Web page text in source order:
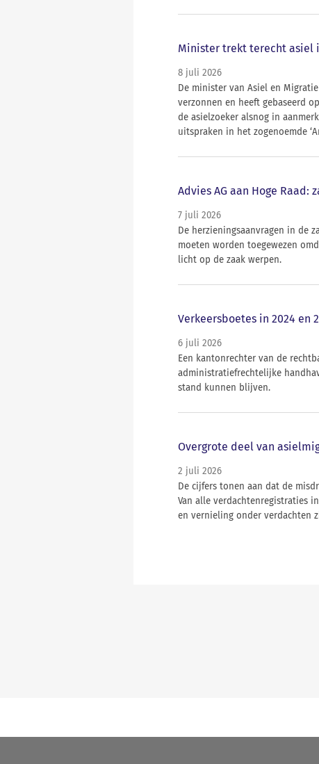
Minister trekt terecht asiel
8 juli 2026
De minister van Asiel en
verzonnen en heeft gebaseerd
de asielzoeker alsnog in
uitspraken in het zogenoemde
Advies AG aan Hoge Raad:
7 juli 2026
De herzieningsaanvragen in de
moeten worden toegewezen
licht op de zaak werpen.
Verkeersboetes in 2024 en
6 juli 2026
Een kantonrechter van de
administratiefrechtelijke
stand kunnen blijven.
Overgrote deel van
2 juli 2026
De cijfers tonen aan dat de
Van alle verdachtenregistraties
en vernieling onder verdachten